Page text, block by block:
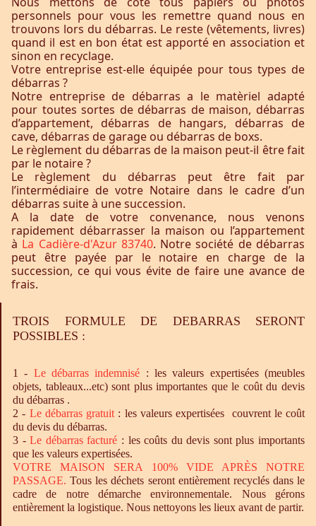
personnels pour vous les remettre quand nous en
trouvons lors du débarras. Le reste (vêtements, livres)
quand il est en bon état est apporté en association et
sinon en recyclage.
Votre entreprise est-elle équipée pour tous types de
débarras ?
Notre entreprise de débarras a le matèriel adapté
pour toutes sortes de débarras de maison, débarras
d’appartement, débarras de hangars, débarras de
cave, débarras de garage ou débarras de boxs.
Le règlement du débarras de la maison peut-il être fait
par le notaire ?
Le règlement du débarras peut être fait par
l’intermédiaire de votre Notaire dans le cadre d’un
débarras suite à une succession.
A la date de votre convenance, nous venons
rapidement débarrasser la maison ou l’appartement
à La Cadière-d'Azur 83740. Notre société de débarras
peut être payée par le notaire en charge de la
succession, ce qui vous évite de faire une avance de
frais.
TROIS FORMULE DE DEBARRAS SERONT
POSSIBLES :
1 - Ledébarras indemnisé : les valeurs expertisées (meubles
objets, tableaux...etc) sont plus importantes que le coût du devis
du débarras .
2 - Le débarrasgratuit : les valeurs expertisées couvrent le coût
du devis du débarras.
3 -Le débarrasfacturé : les coûts du devis sont plus importants
que les valeurs expertisées.
VOTRE MAISON SERA 100% VIDE APRÈS NOTRE
PASSAGE. Tous les déchets seront entièrement recyclés dans le
cadre de notre démarche environnementale. Nous gérons
entièrement la logistique. Nous nettoyons les lieux avant de partir.